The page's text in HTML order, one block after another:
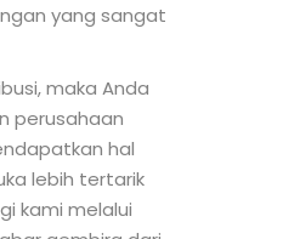
yang sangat
maka Anda
perusahaan
hal
lebih tertarik
kami melalui